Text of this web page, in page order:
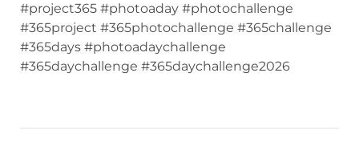
#project365 #photoaday #photochallenge
#365project #365photochallenge #365challenge
#365days #photoadaychallenge
#365daychallenge #365daychallenge2026